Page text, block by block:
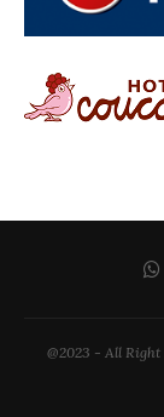
@2023 - All Right